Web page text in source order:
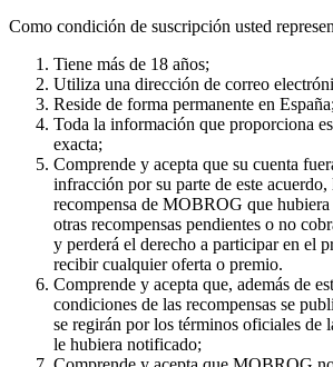
Como condición de suscripción usted
Tiene más de 18 años;
Utiliza una dirección de correo
Reside de forma permanente en España;
Toda la información que proporciona
exacta;
Comprende y acepta que su cuenta
infracción por su parte de este acuerdo,
recompensa de MOBROG que
otras recompensas pendientes o no
y perderá el derecho a participar en el
recibir cualquier oferta o premio.
Comprende y acepta que, además de
condiciones de las recompensas se
se regirán por los términos oficiales de
le hubiera notificado;